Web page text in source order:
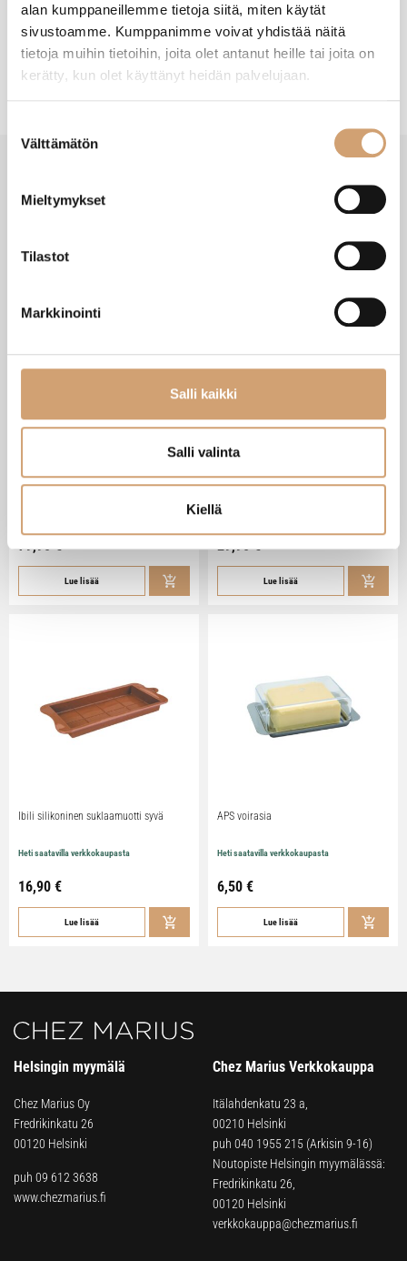
alan kumppaneillemme tietoja siitä, miten käytät
sivustoamme. Kumppanimme voivat yhdistää näitä
tietoja muihin tietoihin, joita olet antanut heille tai joita on
kerätty, kun olet käyttänyt heidän palvelujaan.
valinta
Välttämätön
Mieltymykset
Tilastot
Markkinointi
Salli kaikki
Salli valinta
Kiellä
Zassenhaus Gera sähköinen
pippurimylly 18cm
79,90€
Lue lisää
Ibili Sushisetti
Heti saatavilla verkkokaupasta
29,90€
Lue lisää
Ibili silikoninen suklaamuotti syvä
Heti saatavilla verkkokaupasta
16,90 €
Lue lisää
APS voirasia
Heti saatavilla verkkokaupasta
6,50 €
Lue lisää
Helsingin myymälä
Chez Marius Oy
Fredrikinkatu 26
00120 Helsinki
puh 09 612 3638
www.chezmarius.fi
Chez Marius Verkkokauppa
Itälahdenkatu 23 a,
00210 Helsinki
puh 040 1955 215 (Arkisin 9-16)
Noutopiste Helsingin myymälässä:
Fredrikinkatu 26,
00120 Helsinki
verkkokauppa@chezmarius.fi